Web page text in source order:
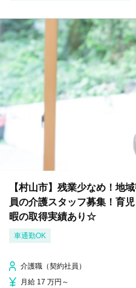
【村山市】残業少なめ！地
員の介護スタッフ募集！育
暇の取得実績あり☆
車通勤OK
介護職（契約社員）
月給 17 万円～